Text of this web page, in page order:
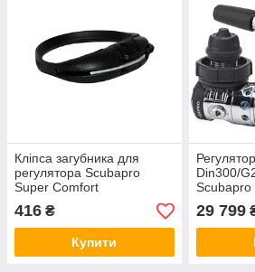
Кліпса загубника для
регулятора Scubapro
Super Comfort
416 ₴
Купити
Din300/
29 799